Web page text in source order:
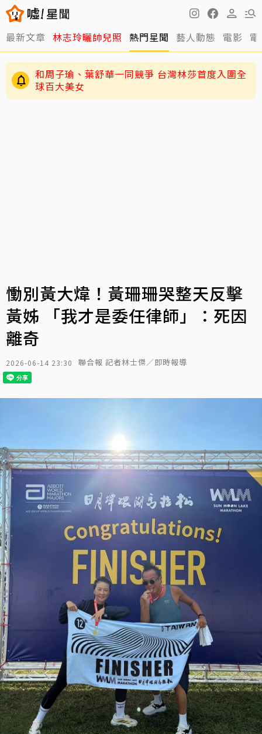
最新文章 林志玲曬帥兒照 熱門星聞 藝人動態 電影
和周子瑜、葉舒華一同競爭 台灣林莎首度入圍全
球百大美女
慟別黃大煒！黃珊珊哭整天反擊
黃姊 「我才是委任律師」：死因
離奇
2026-06-14 23:30 聯合報 記者林士傑／即時報導